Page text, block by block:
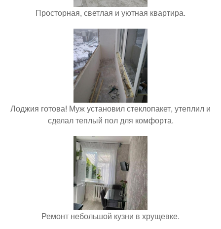
Просторная, светлая и уютная квартира.
Лоджия готова! Муж установил стеклопакет, утеплил и
сделал теплый пол для комфорта.
Ремонт небольшой кузни в хрущевке.